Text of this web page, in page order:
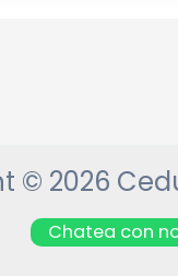
© 2026
Chatea con